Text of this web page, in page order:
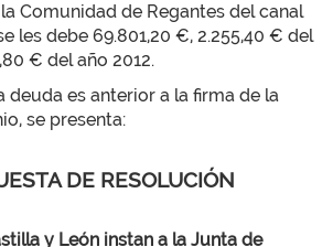
Comunidad de Regantes del canal
les debe 69.801,20 €, 2.255,40 € del
€ del año 2012.
deuda es anterior a la firma de la
se presenta:
DE RESOLUCIÓN
y León instan a la Junta de